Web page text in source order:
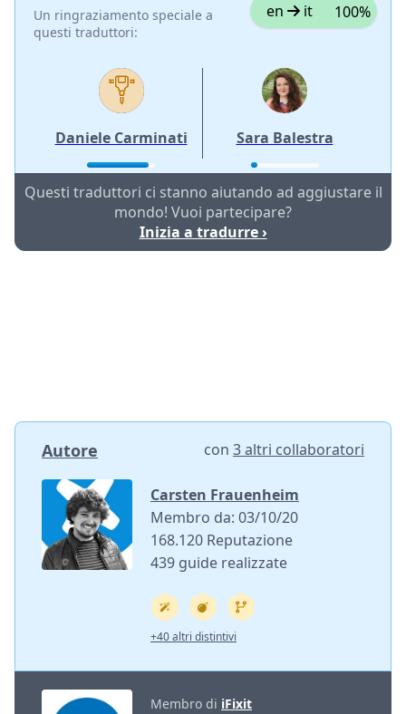
Un ringraziamento speciale a
questi traduttori:
en it 100%
Daniele Carminati Sara Balestra
Questi traduttori ci stanno aiutando ad aggiustare il
mondo! Vuoi partecipare?
Inizia a tradurre ›
Autore con 3 altri collaboratori
Carsten Frauenheim
Membro da: 03/10/20
168.120 Reputazione
439 guide realizzate
+40 altri distintivi
Membro di iFixit